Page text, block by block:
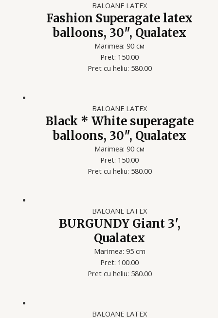
BALOANE LATEX
Fashion Superagate latex
balloons, 30″, Qualatex
Marimea: 90 см
Pret: 150.00
Pret cu heliu: 580.00
BALOANE LATEX
Black * White superagate
balloons, 30″, Qualatex
Marimea: 90 см
Pret: 150.00
Pret cu heliu: 580.00
BALOANE LATEX
BURGUNDY Giant 3′,
Qualatex
Marimea: 95 cm
Pret: 100.00
Pret cu heliu: 580.00
BALOANE LATEX